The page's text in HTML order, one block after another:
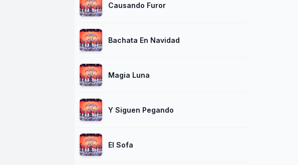
Causando Furor
Bachata En Navidad
Magia Luna
Y Siguen Pegando
El Sofa